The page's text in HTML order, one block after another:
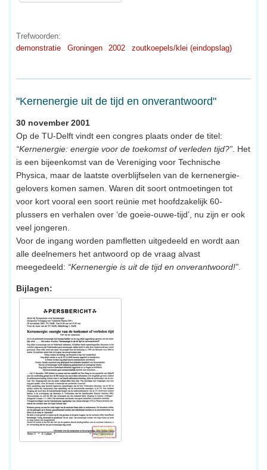
Trefwoorden:
demonstratie
Groningen 2002 zoutkoepels/klei (eindopslag)
"Kernenergie uit de tijd en onverantwoord"
30 november 2001
Op de TU-Delft vindt een congres plaats onder de titel:
“Kernenergie: energie voor de toekomst of verleden tijd?” . Het
is een bijeenkomst van de Vereniging voor Technische
Physica, maar de laatste overblijfselen van de kernenergie-
gelovers komen samen. Waren dit soort ontmoetingen tot
voor kort vooral een soort reünie met hoofdzakelijk 60-
plussers en verhalen over ‘de goeie-ouwe-tijd’, nu zijn er ook
veel jongeren.
Voor de ingang worden pamfletten uitgedeeld en wordt aan
alle deelnemers het antwoord op de vraag alvast
meegedeeld: “Kernenergie is uit de tijd en onverantwoord!”
Bijlagen: